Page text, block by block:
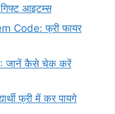
आइटम्स
Code: फ्री फायर
जानें कैसे चेक करें
फ्री में कर पायगे